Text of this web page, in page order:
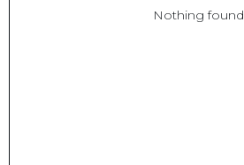
Nothing found